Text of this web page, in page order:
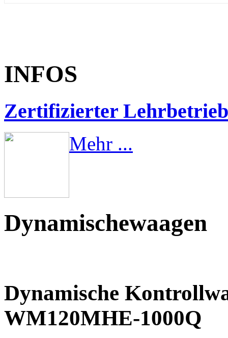
INFOS
Zertifizierter Lehrbetrieb
Mehr ...
Dynamischewaagen
Dynamische
WM120MHE-1000Q